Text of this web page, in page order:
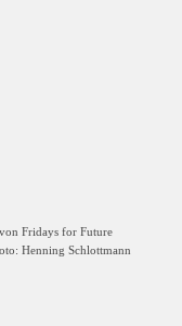
Fridays for Future
Henning Schlottmann